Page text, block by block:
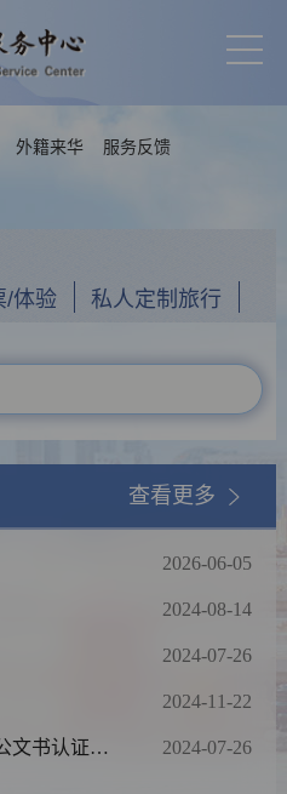
外籍来华 服务反馈
/体验 私人定制旅行
查看更多
2026-06-05
2024-08-14
2024-07-26
2024-11-22
文书认证要
2024-07-26